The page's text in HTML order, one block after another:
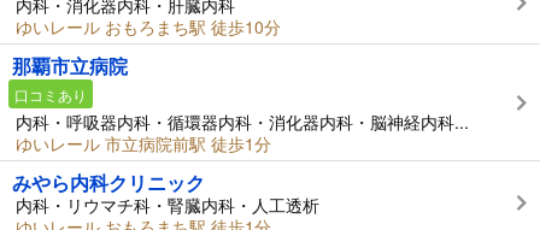
内科・消化器内科・肝臓内科
ゆいレール おもろまち駅 徒歩10分
那覇市立病院
口コミあり
内科・呼吸器内科・循環器内科・消化器内科・脳神経内科...
ゆいレール 市立病院前駅 徒歩1分
みやら内科クリニック
内科・リウマチ科・腎臓内科・人工透析